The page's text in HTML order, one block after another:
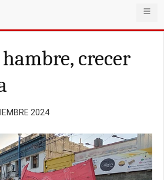
crecer
2024